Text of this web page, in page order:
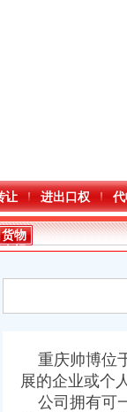
让 进出口权
）
物
报
重庆帅博位
展的企业或个
公司拥有可